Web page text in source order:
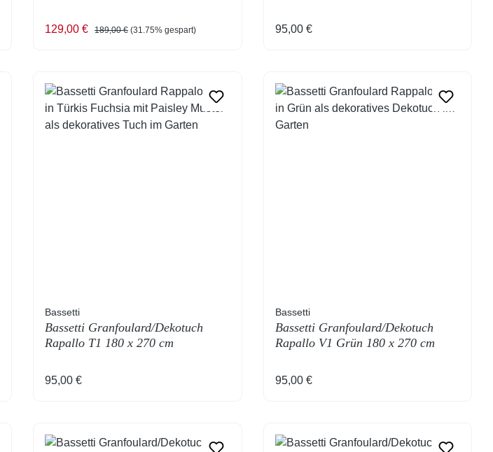
Verkaufspreis:
129,00 € Regulärer Preis:
189,00 € (31.75% gespart) Regulärer Preis:
95,00 €
Bassetti
Bassetti Granfoulard/Dekotuch
Rapallo T1 180 x 270 cm
Regulärer Preis:
95,00 €
Bassetti
Bassetti Granfoulard/Dekotuch
Rapallo V1 Grün 180 x 270 cm
Regulärer Preis:
95,00 €